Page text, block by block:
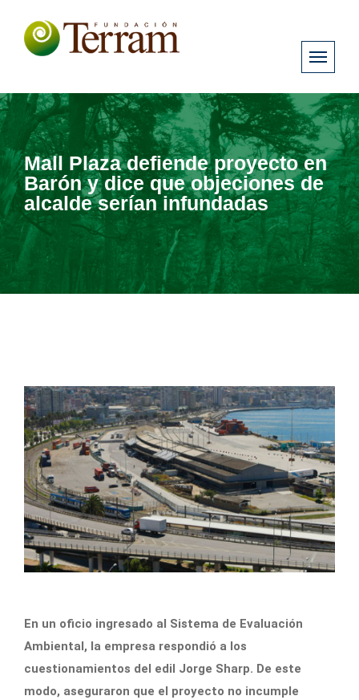
Mall Plaza defiende proyecto en
Barón y dice que objeciones de
alcalde serían infundadas
En un oficio ingresado al Sistema de Evaluación
Ambiental, la empresa respondió a los
cuestionamientos del edil Jorge Sharp. De este
modo, aseguraron que el proyecto no incumple